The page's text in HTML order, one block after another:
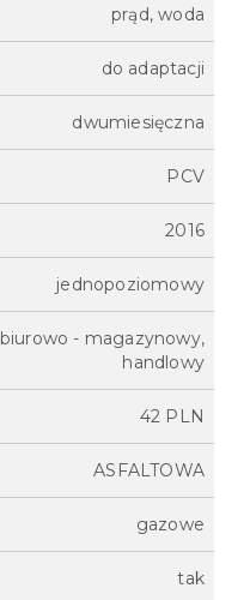
prąd, woda
do adaptacji
dwumiesięczna
PCV
2016
jednopoziomowy
biurowo - magazynowy,
handlowy
42 PLN
ASFALTOWA
gazowe
tak